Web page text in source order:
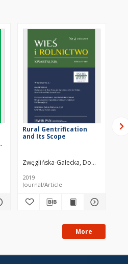
Rural Gentrification
and Its Scope
Zwęglińska-Gałecka, Dominika
2019
Journal/Article
In
More